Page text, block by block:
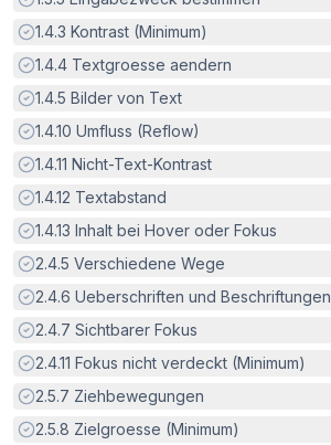
Erfüllt:
1.4.3 Kontrast (Minimum)
Erfüllt:
1.4.4 Textgroesse aendern
Erfüllt:
1.4.5 Bilder von Text
Erfüllt:
1.4.10 Umfluss (Reflow)
Erfüllt:
1.4.11 Nicht-Text-Kontrast
Erfüllt:
1.4.12 Textabstand
Erfüllt:
1.4.13 Inhalt bei Hover oder Fokus
Erfüllt:
2.4.5 Verschiedene Wege
Erfüllt:
2.4.6 Ueberschriften und Beschriftungen
Erfüllt:
2.4.7 Sichtbarer Fokus
Erfüllt:
2.4.11 Fokus nicht verdeckt (Minimum)
Erfüllt:
2.5.7 Ziehbewegungen
Erfüllt:
2.5.8 Zielgroesse (Minimum)